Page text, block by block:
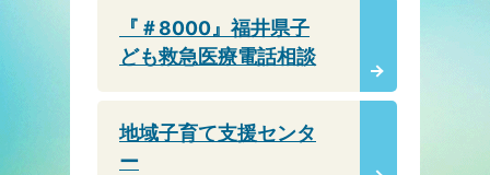
『＃8000』福井県子
ども救急医療電話相談
地域子育て支援センタ
ー